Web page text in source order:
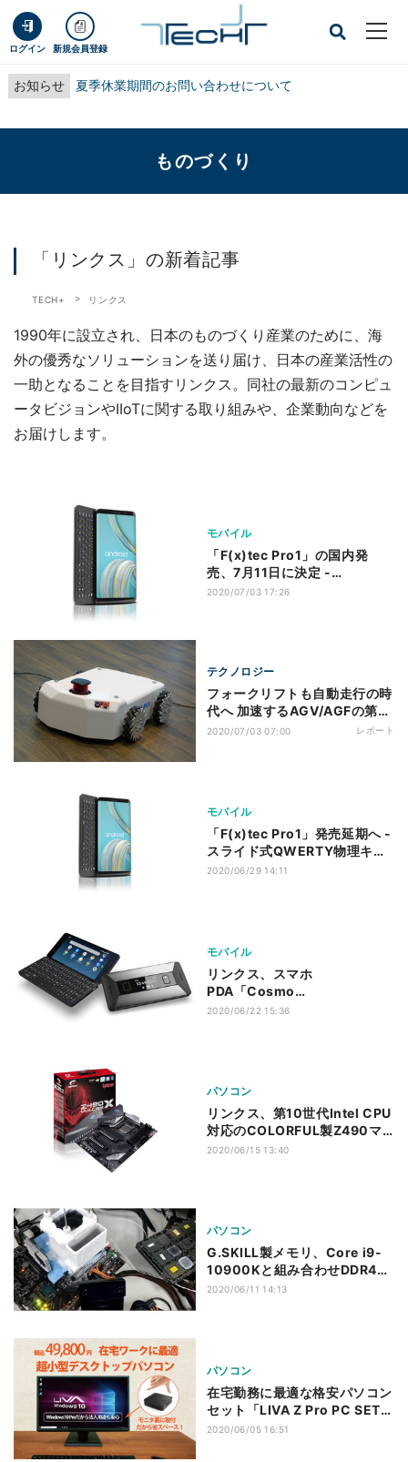
ログイン 新規会員登録
お知らせ 夏季休業期間のお問い合わせについて
ものづくり
「リンクス」の新着記事
TECH+ リンクス
1990年に設立され、日本のものづくり産業のために、海
外の優秀なソリューションを送り届け、日本の産業活性の
一助となることを目指すリンクス。同社の最新のコンピュ
ータビジョンやIIoTに関する取り組みや、企業動向などを
お届けします。
モバイル
「F(x)tec Pro1」の国内発
売、7月11日に決定 -
QWERTYキーボード搭載スマ
2020/07/03 17:26
テクノロジー
フォークリフトも自動走行の時
代へ 加速するAGV/AGFの第4
世代技術への移行
2020/07/03 07:00 レポート
モバイル
「F(x)tec Pro1」発売延期へ -
スライド式QWERTY物理キー
ボード搭載スマホ
2020/06/29 14:11
モバイル
リンクス、スマホ
PDA「Cosmo
Communicator」にHDMI変
2020/06/22 15:36
パソコン
リンクス、第10世代Intel CPU
対応のCOLORFUL製Z490マ
ザーボード2製品
2020/06/15 13:40
パソコン
G.SKILL製メモリ、Core i9-
10900Kと組み合わせDDR4-
6666動作の世界記録を達成
2020/06/11 14:13
パソコン
在宅勤務に最適な格安パソコン
セット「LIVA Z Pro PC SET」
- 税込49,800円
2020/06/05 16:51